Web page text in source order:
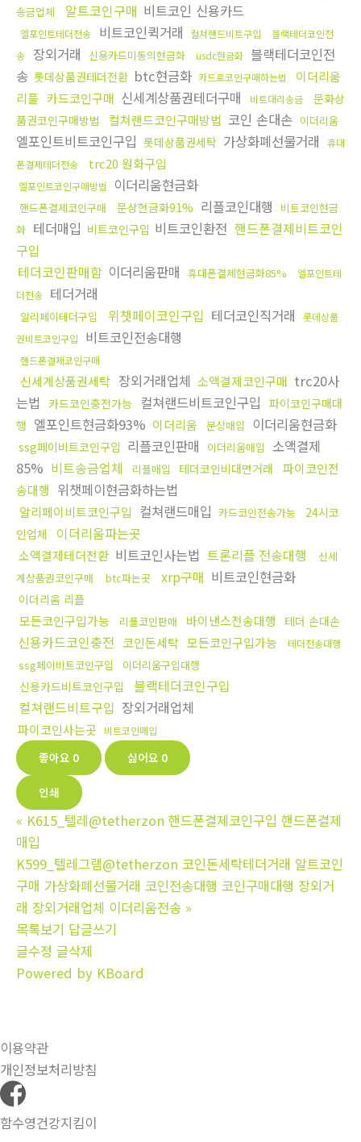
송금업체
알트코인구매 비트코인 신용카드
엘포인트테더전송 비트코인퀵거래 컬쳐랜드비트구입
블랙테더코인전
송
장외거래 신용카드미동의현금화 usdc현금화 블랙테더코인전
송 롯데상품권테더전환 btc현금화 카드로코인구매하는법
이더리움
리플 카드코인구매 신세계상품권테더구매 비트대리송금
문화상
품권코인구매방법
컬쳐랜드코인구매방법 코인 손대손 이더리움
엘포인트비트코인구입 롯데상품권세탁 가상화폐선물거래
휴대
폰결제테더전송
trc20 원화구입
엘포인트코인구매방법 이더리움현금화
핸드폰결제코인구매 문상현금화91% 리플코인대행
비트코인현금
화 테더매입 비트코인구입 비트코인환전 핸드폰결제비트코인
구입
테더코인판매함 이더리움판매 휴대폰결제현금화85%
엘포인트테
더전송 테더거래
알리페이테더구입 위챗페이코인구입 테더코인직거래
롯데상품
권비트코인구입
비트코인전송대행
핸드폰결제코인구매
신세계상품권세탁 장외거래업체 소액결제코인구매 trc20사
는법
카드코인충전가능 컬쳐랜드비트코인구입 파이코인구매대
행 엘포인트현금화93% 이더리움 문상매입 이더리움현금화
ssg페이비트코인구입 리플코인판매 이더리움매입
소액결제
85% 비트송금업체 리플매입 테더코인비대면거래
파이코인전
송대행 위챗페이현금화하는법
알리페이비트코인구입 컬쳐랜드매입 카드코인전송가능
24시코
인업체
이더리움파는곳
소액결제테더전환 비트코인사는법 트론리플 전송대행
신세
계상품권코인구매
btc파는곳 xrp구매 비트코인현금화
이더리움 리플
모든코인구입가능 리플코인판매 바이낸스전송대행 테더 손대손
신용카드코인충전 코인돈세탁 모든코인구입가능 테더전송대행
ssg페이비트코인구입 이더리움구입대행
신용카드비트코인구입
블랙테더코인구입
컬쳐랜드비트구입 장외거래업체
파이코인사는곳 비트코인매입
좋아요 0 싫어요 0
인쇄
« K615_텔레@tetherzon 핸드폰결제코인구입 핸드폰결제
매입
K599_텔레그램@tetherzon 코인돈세탁테더거래 알트코인
구매 가상화폐선물거래 코인전송대행 코인구매대행 장외거
래 장외거래업체 이더리움전송 »
목록보기 답글쓰기
글수정 글삭제
Powered by KBoard
이용약관
개인정보처리방침
함수영건강지킴이